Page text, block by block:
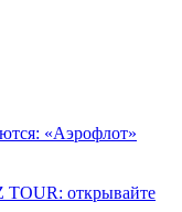
«Аэрофлот»
TOUR: открывайте